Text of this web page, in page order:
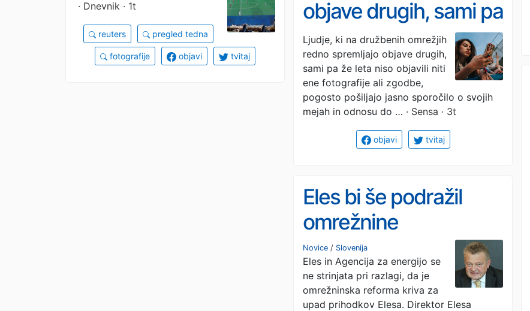
objektivu
· Dnevnik · 1t
reuters pregled tedna
fotografije objavi tvitaj
objave drugih, sami pa
že leta ne objavijo
ničesar? Psihologi
razkrivajo, kaj to lahko
pomeni
Ljudje, ki na družbenih omrežjih
redno spremljajo objave drugih,
sami pa že leta niso objavili niti
ene fotografije ali zgodbe,
pogosto pošiljajo jasno sporočilo o svojih
mejah in odnosu do … · Sensa · 3t
objavi tvitaj
Eles bi še podražil
omrežnine
Novice / Slovenija
Eles in Agencija za energijo se
ne strinjata pri razlagi, da je
omrežninska reforma kriva za
upad prihodkov Elesa. Direktor Elesa